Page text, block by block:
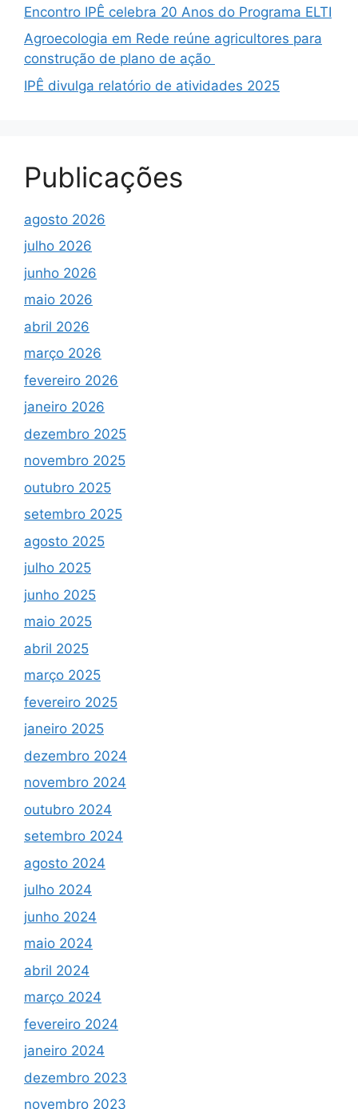
Encontro IPÊ celebra 20 Anos do Programa ELTI
Agroecologia em Rede reúne agricultores para
construção de plano de ação
IPÊ divulga relatório de atividades 2025
Publicações
agosto 2026
julho 2026
junho 2026
maio 2026
abril 2026
março 2026
fevereiro 2026
janeiro 2026
dezembro 2025
novembro 2025
outubro 2025
setembro 2025
agosto 2025
julho 2025
junho 2025
maio 2025
abril 2025
março 2025
fevereiro 2025
janeiro 2025
dezembro 2024
novembro 2024
outubro 2024
setembro 2024
agosto 2024
julho 2024
junho 2024
maio 2024
abril 2024
março 2024
fevereiro 2024
janeiro 2024
dezembro 2023
novembro 2023